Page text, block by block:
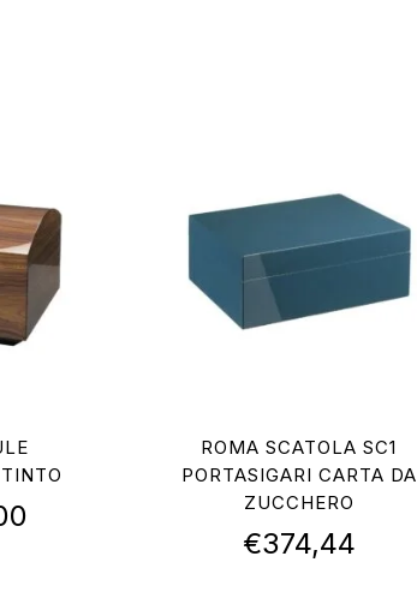
ROMA SCATOLA SC1
PORTASIGARI CARTA DA
ZUCCHERO
€374,44